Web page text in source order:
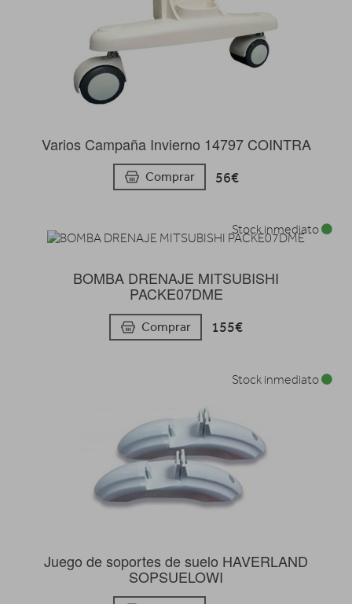
Varios Campaña Invierno 14797 COINTRA
Comprar 56€
BOMBA DRENAJE MITSUBISHI
PACKE07DME
Comprar 155€
Stock inmediato
Juego de soportes de suelo HAVERLAND
SOPSUELOWI
Stock inmediato